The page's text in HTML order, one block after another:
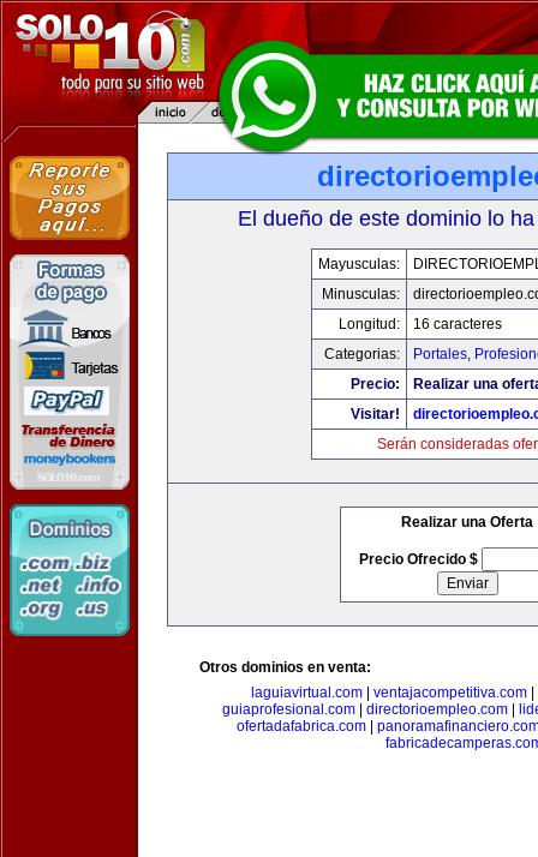
El dueño de este dominio lo
Mayusculas:
Minusculas:
Longitud:
16 caracteres
Categorias:
Portales,
Precio:
Realizar una
Visitar!
Serán consideradas
Realizar una Oferta
Precio Ofrecido $
Otros dominios en venta:
laguiavirtual.com
ventajacompetitiva.com
guiaprofesional.com| directorioempleo.com|
ofertadafabrica.com|